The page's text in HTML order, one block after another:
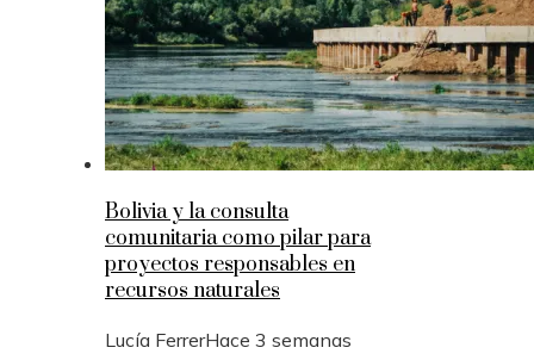
Bolivia y la consulta
comunitaria como pilar para
proyectos responsables en
recursos naturales
Lucía FerrerHace 3 semanas